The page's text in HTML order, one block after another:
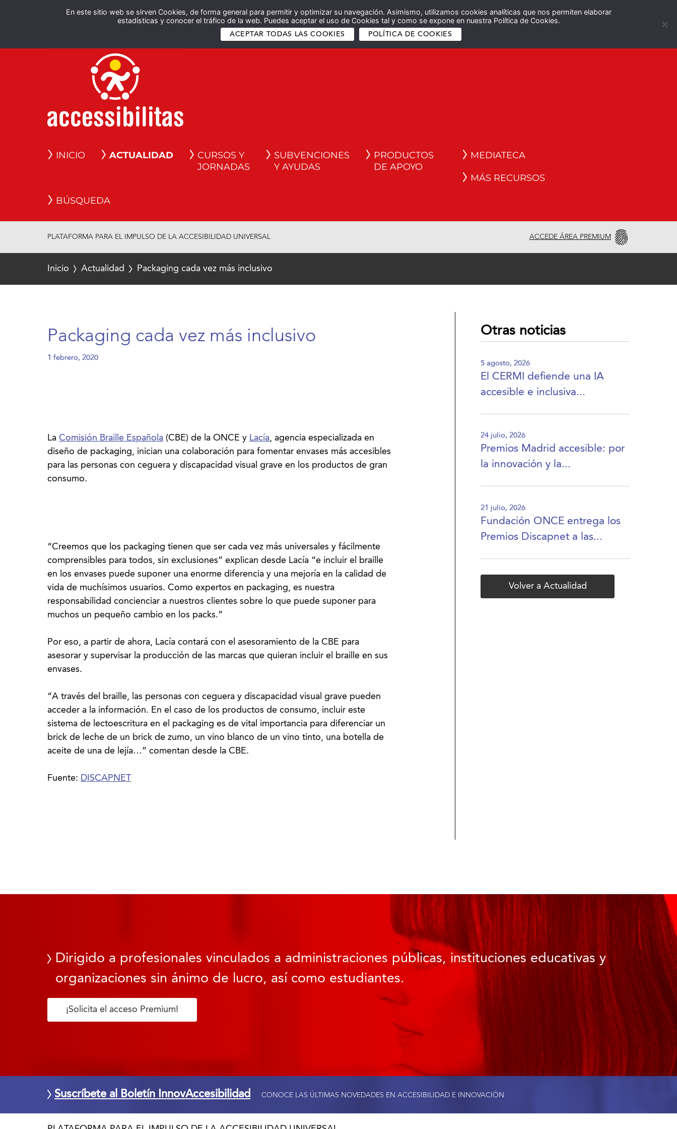
En este sitio web se sirven Cookies, de forma general para permitir y optimizar su navegación. Asimismo, utilizamos cookies analíticas que nos permiten elaborar
estadísticas y conocer el tráfico de la web. Puedes aceptar el uso de Cookies tal y como se expone en nuestra Política de Cookies.
ACEPTAR TODAS LAS COOKIES POLÍTICA DE COOKIES
Español English
INICIO ACTUALIDAD
CURSOS Y
JORNADAS
SUBVENCIONES
Y AYUDAS
PRODUCTOS
DE APOYO
MEDIATECA
MÁS RECURSOS
BÚSQUEDA
PLATAFORMA PARA EL IMPULSO DE LA ACCESIBILIDAD UNIVERSAL ACCEDE ÁREA PREMIUM
Inicio Actualidad Packaging cada vez más inclusivo
Packaging cada vez más inclusivo
1 febrero, 2020
LaComisión Braille Española (CBE) de la ONCE y Lacía, agencia especializada en
diseño de packaging, inician una colaboración para fomentar envases más accesibles
para las personas con ceguera y discapacidad visual grave en los productos de gran
consumo.
“Creemos que los packaging tienen que ser cada vez más universales y fácilmente
comprensibles para todos, sin exclusiones” explican desde Lacía “e incluir el braille
en los envases puede suponer una enorme diferencia y una mejoría en la calidad de
vida de muchísimos usuarios. Como expertos en packaging, es nuestra
responsabilidad concienciar a nuestros clientes sobre lo que puede suponer para
muchos un pequeño cambio en los packs.”
Por eso, a partir de ahora, Lacía contará con el asesoramiento de la CBE para
asesorar y supervisar la producción de las marcas que quieran incluir el braille en sus
envases.
“A través del braille, las personas con ceguera y discapacidad visual grave pueden
acceder a la información. En el caso de los productos de consumo, incluir este
sistema de lectoescritura en el packaging es de vital importancia para diferenciar un
brick de leche de un brick de zumo, un vino blanco de un vino tinto, una botella de
aceite de una de lejía…” comentan desde la CBE.
Fuente: DISCAPNET
Otras noticias
5 agosto, 2026
El CERMI defiende una IA
accesible e inclusiva...
24 julio, 2026
Premios Madrid accesible: por
la innovación y la...
21 julio, 2026
Fundación ONCE entrega los
Premios Discapnet a las...
Volver a Actualidad
Dirigido a profesionales vinculados a administraciones públicas, instituciones educativas y
organizaciones sin ánimo de lucro, así como estudiantes.
¡Solicita el acceso Premium!
Suscríbete al Boletín InnovAccesibilidad CONOCE LAS ÚLTIMAS NOVEDADES EN ACCESIBILIDAD E INNOVACIÓN